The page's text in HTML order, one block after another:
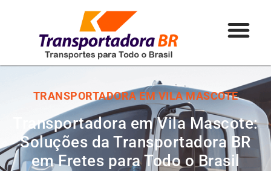
TRANSPORTADORA EM VILA MASCOTE
Transportadora em Vila Mascote:
Soluções da Transportadora BR
em Fretes para Todo o Brasil